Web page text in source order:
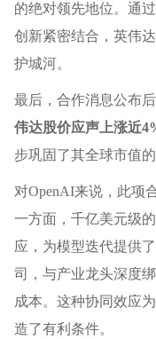
的绝对领先地位。通
创新紧密结合，英伟
护城河。
最后，合作消息公布
伟达股价应声上涨近
步巩固了其全球市值的
对OpenAI来说，此项
一方面，千亿美元级
应，为模型迭代提供
司，与产业龙头深度
成本。这种协同效应
造了有利条件。